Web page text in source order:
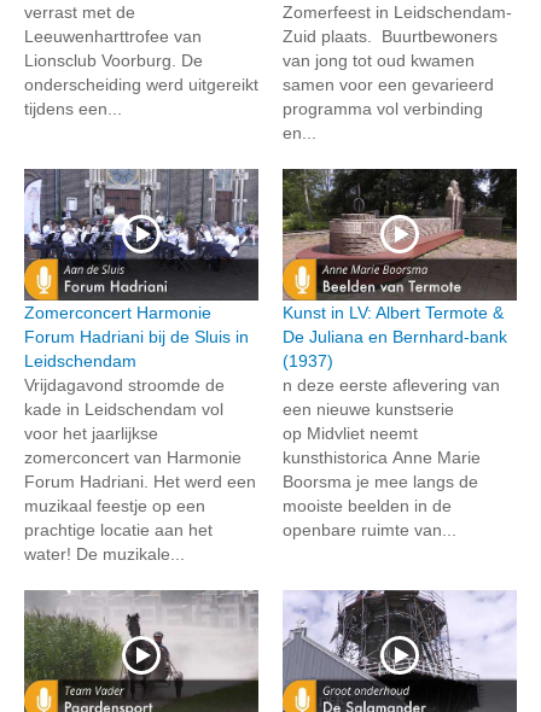
verrast met de
Leeuwenharttrofee van
Lionsclub Voorburg. De
onderscheiding werd uitgereikt
tijdens een...
Zomerfeest in Leidschendam-
Zuid plaats. Buurtbewoners
van jong tot oud kwamen
samen voor een gevarieerd
programma vol verbinding
en...
Zomerconcert Harmonie
Forum Hadriani bij de Sluis in
Leidschendam
Vrijdagavond stroomde de
kade in Leidschendam vol
voor het jaarlijkse
zomerconcert van Harmonie
Forum Hadriani. Het werd een
muzikaal feestje op een
prachtige locatie aan het
water! De muzikale...
Kunst in LV: Albert Termote &
De Juliana en Bernhard-bank
(1937)
n deze eerste aflevering van
een nieuwe kunstserie
op Midvliet neemt
kunsthistorica Anne Marie
Boorsma je mee langs de
mooiste beelden in de
openbare ruimte van...